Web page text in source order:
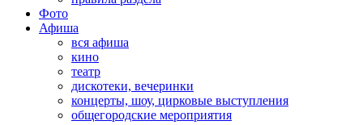
Фото
Афиша
вся афиша
кино
театр
дискотеки, вечеринки
концерты, шоу, цирковые выступления
общегородские мероприятия